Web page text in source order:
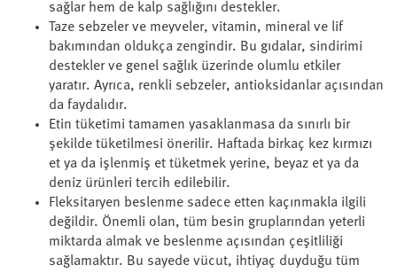
sağlar hem de kalp sağlığını destekler.
Taze sebzeler ve meyveler, vitamin, mineral ve lif
bakımından oldukça zengindir. Bu gıdalar, sindirimi
destekler ve genel sağlık üzerinde olumlu etkiler
yaratır. Ayrıca, renkli sebzeler, antioksidanlar açısından
da faydalıdır.
Etin tüketimi tamamen yasaklanmasa da sınırlı bir
şekilde tüketilmesi önerilir. Haftada birkaç kez kırmızı
et ya da işlenmiş et tüketmek yerine, beyaz et ya da
deniz ürünleri tercih edilebilir.
Fleksitaryen beslenme sadece etten kaçınmakla ilgili
değildir. Önemli olan, tüm besin gruplarından yeterli
miktarda almak ve beslenme açısından çeşitliliği
sağlamaktır. Bu sayede vücut, ihtiyaç duyduğu tüm